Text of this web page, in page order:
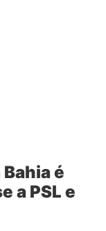
é
a PSL e